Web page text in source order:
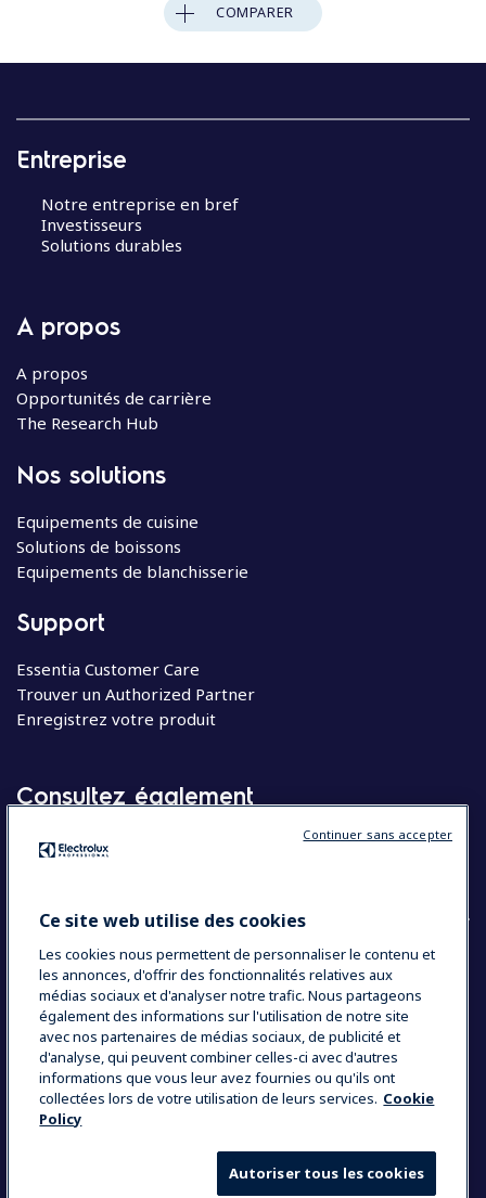
COMPARER
Entreprise
Notre entreprise en bref
Investisseurs
Solutions durables
A propos
A propos
Opportunités de carrière
The Research Hub
Nos solutions
Equipements de cuisine
Solutions de boissons
Equipements de blanchisserie
Support
Essentia Customer Care
Trouver un Authorized Partner
Enregistrez votre produit
Consultez également
Molteni
Appareils électroménagers
COUNTRY AND LANGUAGE
VOTRE SÉLECTION : BELGIQUE
Data Privacy Statement
Cookie Policy
Conditions générales de vente
Ce site web utilise des cookies
Les cookies nous permettent de personnaliser le contenu et
les annonces, d'offrir des fonctionnalités relatives aux
médias sociaux et d'analyser notre trafic. Nous partageons
également des informations sur l'utilisation de notre site
avec nos partenaires de médias sociaux, de publicité et
d'analyse, qui peuvent combiner celles-ci avec d'autres
informations que vous leur avez fournies ou qu'ils ont
collectées lors de votre utilisation de leurs services. Cookie
Policy
Autoriser tous les cookies
Continuer sans accepter